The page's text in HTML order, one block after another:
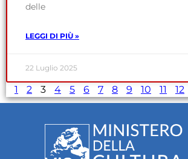
delle
LEGGI DI PIÙ »
22 Luglio 2025
1 2 3 4 5 6 7 8 9 10 11 12